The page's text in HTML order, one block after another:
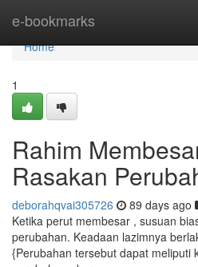
e-bookmarks
Home
Home
1
Rahim
Rasakan
deborahqvai305726 89 days ago
Ketika perut membesar , susuan
perubahan. Keadaan lazimnya
{Perubahan tersebut dapat meliputi